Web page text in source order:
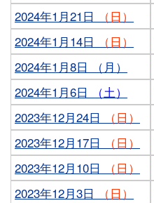
2024年1月21日
（日）
2024年1月14日
（日）
2024年1月8日 （月）
2024年1月6日
（土）
2023年12月24日
（日）
2023年12月17日
（日）
2023年12月10日
（日）
2023年12月3日
（日）